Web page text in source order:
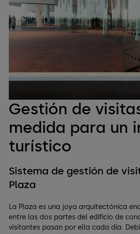
Gestión de
medida para un
turístico
Sistema de gestión de
Plaza
La Plaza es una joya arquitectónica
entre las dos partes del edificio de
visitantes pasan por ella cada día.